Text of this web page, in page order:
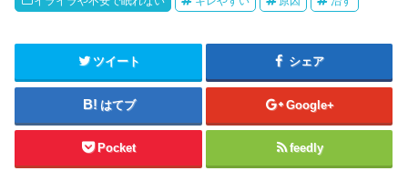
ツイート シェア
はてブ Google+
Pocket feedly